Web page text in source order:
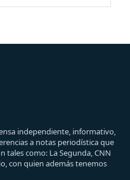
independiente, informativo,
a notas periodística que
tales como: La Segunda, CNN
con quien además tenemos